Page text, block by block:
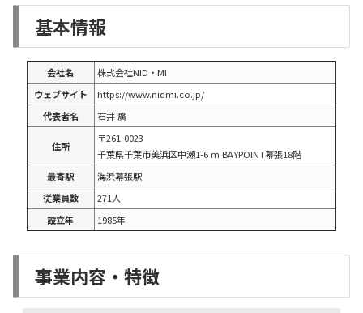
基本情報
会社名
株式会社NID・MI
ウェブサイト
https://www.nidmi.co.jp/
代表者名
石井 廣
住所
〒261-0023
千葉県千葉市美浜区中瀬1-6 m BAYPOINT幕張18階
最寄駅
海浜幕張駅
従業員数
271人
設立年
1985年
事業内容・特徴